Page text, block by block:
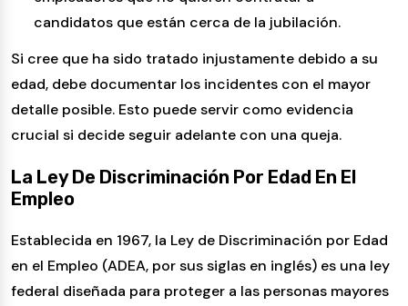
candidatos que están cerca de la jubilación.
Si cree que ha sido tratado injustamente debido a su
edad, debe documentar los incidentes con el mayor
detalle posible. Esto puede servir como evidencia
crucial si decide seguir adelante con una queja.
La Ley De Discriminación Por Edad En El
Empleo
Establecida en 1967, la Ley de Discriminación por Edad
en el Empleo (ADEA, por sus siglas en inglés) es una ley
federal diseñada para proteger a las personas mayores